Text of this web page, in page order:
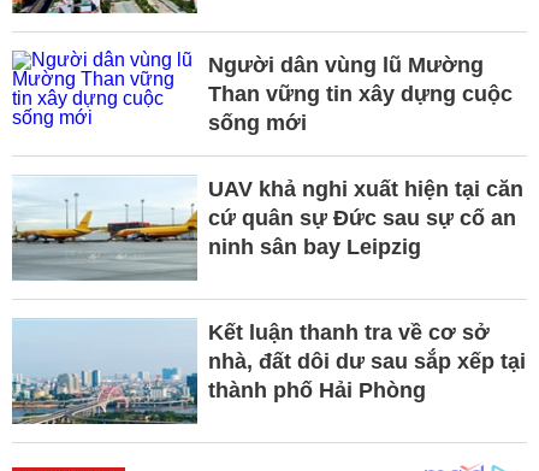
Người dân vùng lũ Mường
Than vững tin xây dựng cuộc
sống mới
UAV khả nghi xuất hiện tại căn
cứ quân sự Đức sau sự cố an
ninh sân bay Leipzig
Kết luận thanh tra về cơ sở
nhà, đất dôi dư sau sắp xếp tại
thành phố Hải Phòng